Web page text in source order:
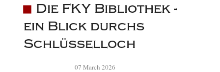
Die FKY Bibliothek -
ein Blick durchs
Schlüsselloch
07 March 2026